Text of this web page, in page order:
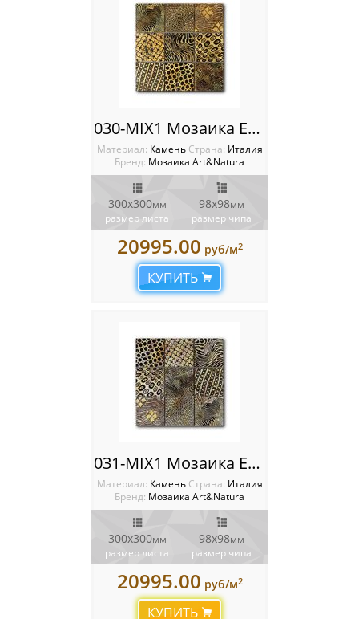
030-MIX1 Мозаика Equilibrio
Материал: Камень Cтрана: Италия
Бренд: Мозаика Art&Natura
300x300мм
размер листа
98x98мм
размер чипа
20995.00 руб/м2
КУПИТЬ
031-MIX1 Мозаика Equilibrio
Материал: Камень Cтрана: Италия
Бренд: Мозаика Art&Natura
300x300мм
размер листа
98x98мм
размер чипа
20995.00 руб/м2
КУПИТЬ